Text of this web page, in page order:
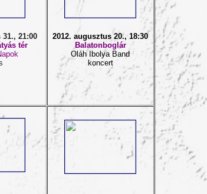
21:00
tér
2012. augusztus 20., 18:30
Balatonboglár
Oláh Ibolya Band
koncert